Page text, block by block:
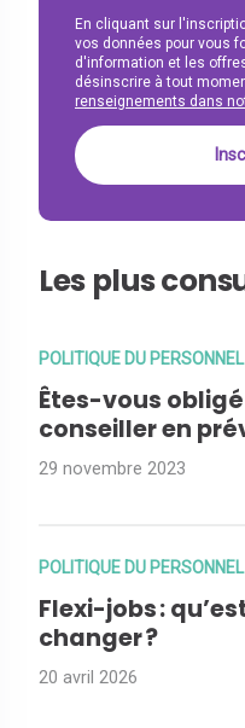
En cliquant sur
vos données pour vous
d'information et les
désinscrire à tout
renseignements dans
Les plus
POLITIQUE DU PERSONNEL
Êtes-vous
conseiller en
29 novembre 2023
POLITIQUE DU PERSONNEL
Flexi-jobs :
changer ?
20 avril 2026